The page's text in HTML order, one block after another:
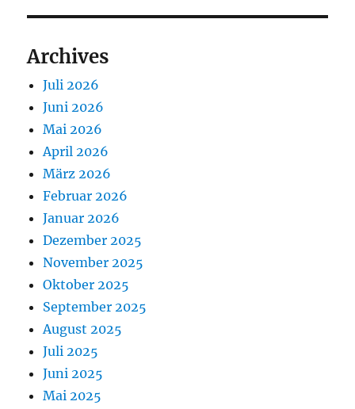
Archives
Juli 2026
Juni 2026
Mai 2026
April 2026
März 2026
Februar 2026
Januar 2026
Dezember 2025
November 2025
Oktober 2025
September 2025
August 2025
Juli 2025
Juni 2025
Mai 2025